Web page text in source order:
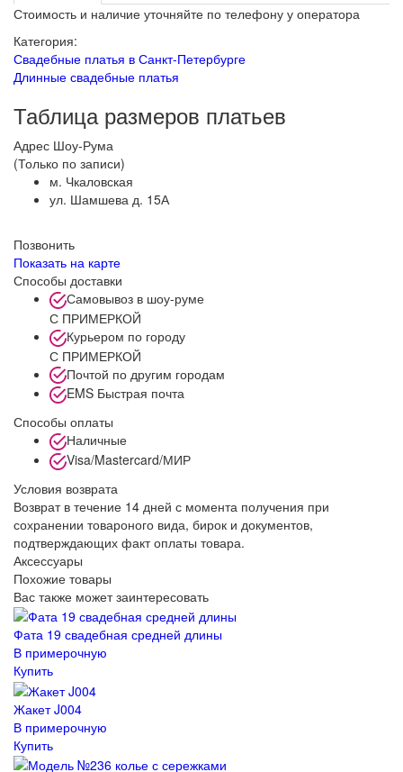
Стоимость и наличие уточняйте по телефону у оператора
Категория:
Свадебные платья в Санкт-Петербурге
Длинные свадебные платья
Таблица размеров платьев
Адрес Шоу-Рума
(Только по записи)
м. Чкаловская
ул. Шамшева д. 15А
Позвонить
Показать на карте
Способы доставки
Самовывоз в шоу-руме
С ПРИМЕРКОЙ
Курьером по городу
С ПРИМЕРКОЙ
Почтой по другим городам
EMS Быстрая почта
Способы оплаты
Наличные
Visa/Mastercard/МИР
Условия возврата
Возврат в течение 14 дней с момента получения при
сохранении товароного вида, бирок и документов,
подтверждающих факт оплаты товара.
Аксессуары
Похожие товары
Вас также может заинтересовать
Фата 19 свадебная средней длины
В примерочную
Купить
Жакет J004
В примерочную
Купить